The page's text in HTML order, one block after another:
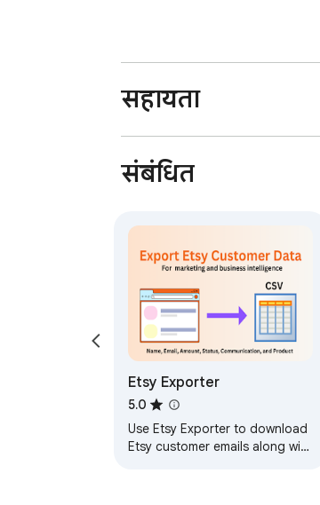
सहायता
संबंधित
Etsy Exporter
5.0
Use Etsy Exporter to download
Etsy customer emails along with